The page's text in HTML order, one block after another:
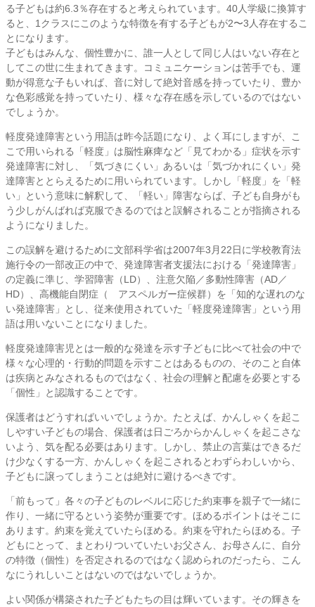
る子どもは約6.3％存在すると考えられています。40人学級に換算す
ると、1クラスにこのような特徴を有する子どもが2〜3人存在するこ
とになります。
子どもはみんな、個性豊かに、誰一人として同じ人はいない存在と
してこの世に生まれてきます。コミュニケーションは苦手でも、運
動が得意な子もいれば、音に対して絶対音感を持っていたり、豊か
な色彩感覚を持っていたり、様々な存在感を示しているのではない
でしょうか。
軽度発達障害という用語は昨今話題になり、よく耳にしますが、こ
こで用いられる「軽度」は脳性麻痺など「見てわかる」症状を示す
発達障害に対し、「気づきにくい」あるいは「気づかれにくい」発
達障害ととらえるために用いられています。しかし「軽度」を「軽
い」という意味に解釈して、「軽い」障害ならば、子ども自身がも
う少しがんばれば克服できるのではと誤解されることが指摘される
ようになりました。
この誤解を避けるために文部科学省は2007年3月22日に学校教育法
施行令の一部改正の中で、発達障害者支援法における「発達障害」
の定義に準じ、学習障害（LD）、注意欠陥／多動性障害（AD／
HD）、高機能自閉症（ アスペルガー症候群）を「知的な遅れのな
い発達障害」とし、従来使用されていた「軽度発達障害」という用
語は用いないことになりました。
軽度発達障害児とは一般的な発達を示す子どもに比べて社会の中で
様々な心理的・行動的問題を示すことはあるものの、そのこと自体
は疾病とみなされるものではなく、社会の理解と配慮を必要とする
「個性」と認識することです。
保護者はどうすればいいでしょうか。たとえば、かんしゃくを起こ
しやすい子どもの場合、保護者は日ごろからかんしゃくを起こさな
いよう、気を配る必要はあります。しかし、禁止の言葉はできるだ
け少なくする一方、かんしゃくを起こされるとわずらわしいから、
子どもに譲ってしまうことは絶対に避けるべきです。
「前もって」各々の子どものレベルに応じた約束事を親子で一緒に
作り、一緒に守るという姿勢が重要です。ほめるポイントはそこに
あります。約束を覚えていたらほめる。約束を守れたらほめる。子
どもにとって、まとわりついていたいお父さん、お母さんに、自分
の特徴（個性）を否定されるのではなく認められのだったら、こん
なにうれしいことはないのではないでしょうか。
よい関係が構築された子どもたちの目は輝いています。その輝きを